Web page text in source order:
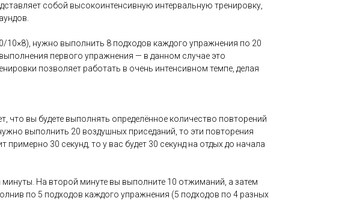
собой высокоинтенсивную интервальную тренировку,
10×8), нужно выполнить 8 подходов каждого упражнения по 20
первого упражнения — в данном случае это
позволяет работать в очень интенсивном темпе, делая
что вы будете выполнять определённое количество повторений
выполнить 20 воздушных приседаний, то эти повторения
30 секунд, то у вас будет 30 секунд на отдых до начала
минуты. На второй минуте вы выполните 10 отжиманий, а затем
по 5 подходов каждого упражнения (5 подходов по 4 разных